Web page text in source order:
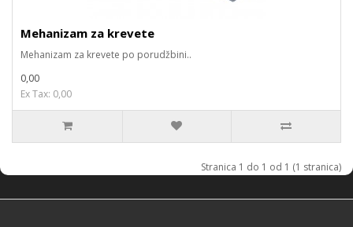
Mehanizam za krevete
Mehanizam za krevete po porudžbini..
0,00
Ex Tax: 0,00
Stranica 1 do 1 od 1 (1 stranica)